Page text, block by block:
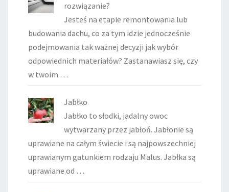
rozwiązanie?
Jesteś na etapie remontowania lub
budowania dachu, co za tym idzie jednocześnie
podejmowania tak ważnej decyzji jak wybór
odpowiednich materiałów? Zastanawiasz się, czy
w twoim …
Jabłko
Jabłko to słodki, jadalny owoc
wytwarzany przez jabłoń. Jabłonie są
uprawiane na całym świecie i są najpowszechniej
uprawianym gatunkiem rodzaju Malus. Jabłka są
uprawiane od …